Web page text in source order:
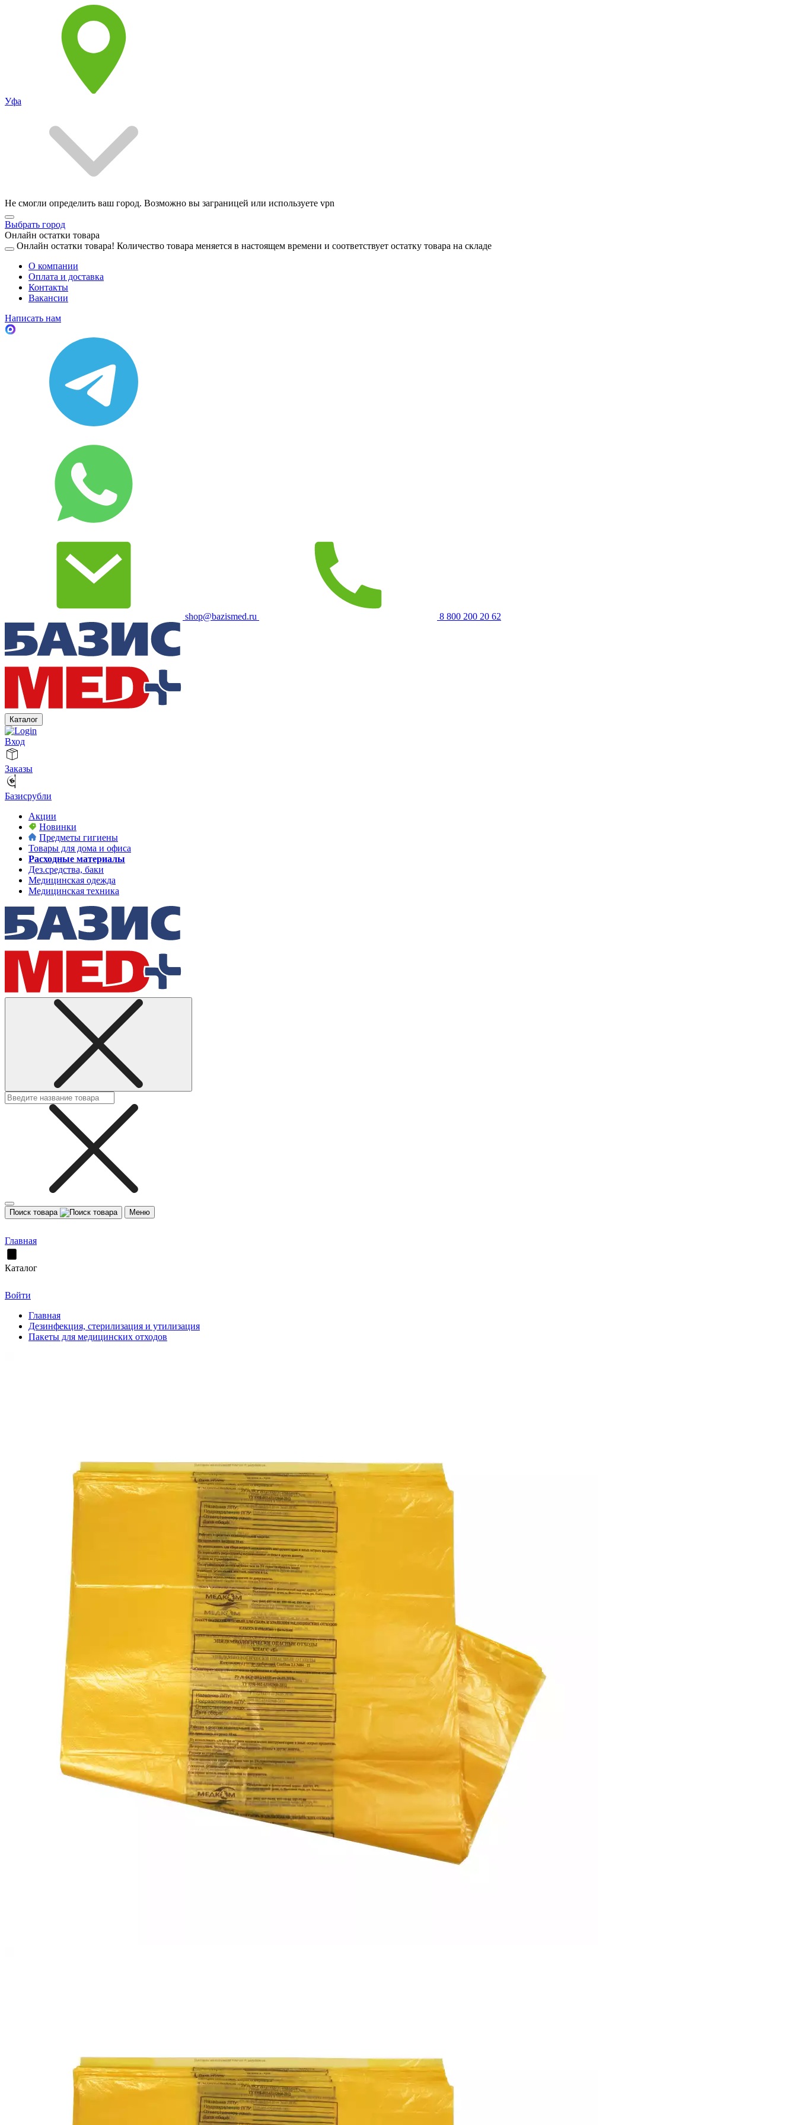
Уфа
Не смогли определить ваш город. Возможно вы заграницей или используете vpn
Выбрать город
Онлайн остатки товара
Онлайн остатки товара! Количество товара меняется в настоящем времени и соответствует остатку товара на складе
О компании
Оплата и доставка
Контакты
Вакансии
Написать нам
shop@bazismed.ru 8 800 200 20 62
Каталог
Вход
Заказы
Базисрубли
Акции
Новинки
Предметы гигиены
Товары для дома и офиса
Расходные материалы
Дез.средства, баки
Медицинская одежда
Медицинская техника
Поиск товара Меню
Главная
Каталог
Войти
Главная
Дезинфекция, стерилизация и утилизация
Пакеты для медицинских отходов